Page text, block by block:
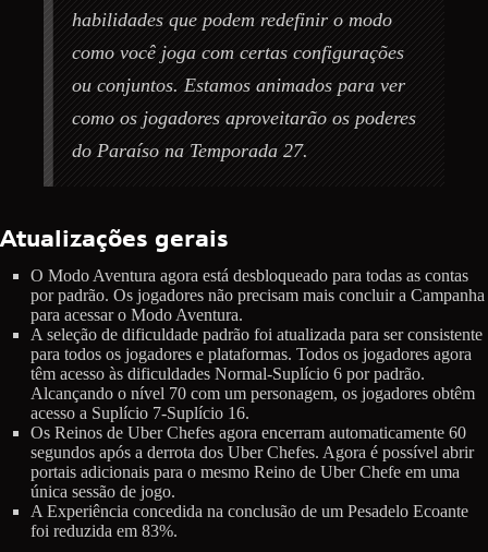
habilidades que podem redefinir o modo
como você joga com certas configurações
ou conjuntos. Estamos animados para ver
como os jogadores aproveitarão os poderes
do Paraíso na Temporada 27.
Atualizações gerais
O Modo Aventura agora está desbloqueado para todas as contas
por padrão. Os jogadores não precisam mais concluir a Campanha
para acessar o Modo Aventura.
A seleção de dificuldade padrão foi atualizada para ser consistente
para todos os jogadores e plataformas. Todos os jogadores agora
têm acesso às dificuldades Normal-Suplício 6 por padrão.
Alcançando o nível 70 com um personagem, os jogadores obtêm
acesso a Suplício 7-Suplício 16.
Os Reinos de Uber Chefes agora encerram automaticamente 60
segundos após a derrota dos Uber Chefes. Agora é possível abrir
portais adicionais para o mesmo Reino de Uber Chefe em uma
única sessão de jogo.
A Experiência concedida na conclusão de um Pesadelo Ecoante
foi reduzida em 83%.